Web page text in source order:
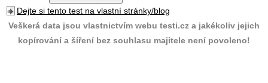
Dejte si tento test na vlastní stránky/blog
Veškerá data jsou vlastnictvím webu testi.cz a jakékoliv jejich
kopírování a šíření bez souhlasu majitele není povoleno!